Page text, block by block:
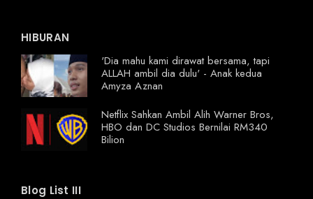
HIBURAN
'Dia mahu kami dirawat bersama, tapi
ALLAH ambil dia dulu' - Anak kedua
Amyza Aznan
Netflix Sahkan Ambil Alih Warner Bros,
HBO dan DC Studios Bernilai RM340
Bilion
Blog List III